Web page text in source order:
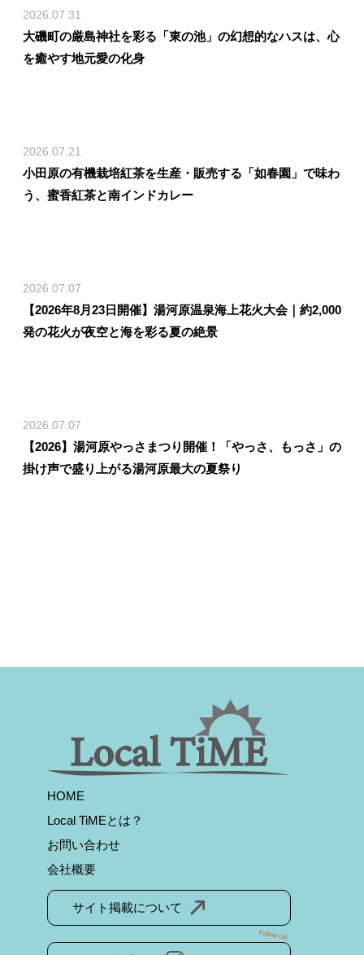
2026.07.31
大磯町の厳島神社を彩る「東の池」の幻想的なハスは、心
を癒やす地元愛の化身
2026.07.21
小田原の有機栽培紅茶を生産・販売する「如春園」で味わ
う、蜜香紅茶と南インドカレー
2026.07.07
【2026年8月23日開催】湯河原温泉海上花火大会｜約2,000
発の花火が夜空と海を彩る夏の絶景
2026.07.07
【2026】湯河原やっさまつり開催！「やっさ、もっさ」の
掛け声で盛り上がる湯河原最大の夏祭り
HOME
Local TiMEとは？
お問い合わせ
会社概要
サイト掲載について
Follow Us!